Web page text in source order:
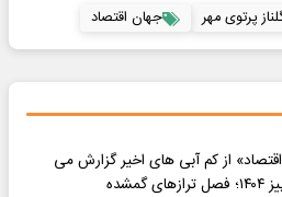
پرتوی مهر جهان اقتصاد
از کم آبی های اخیر گزارش می
گمشده